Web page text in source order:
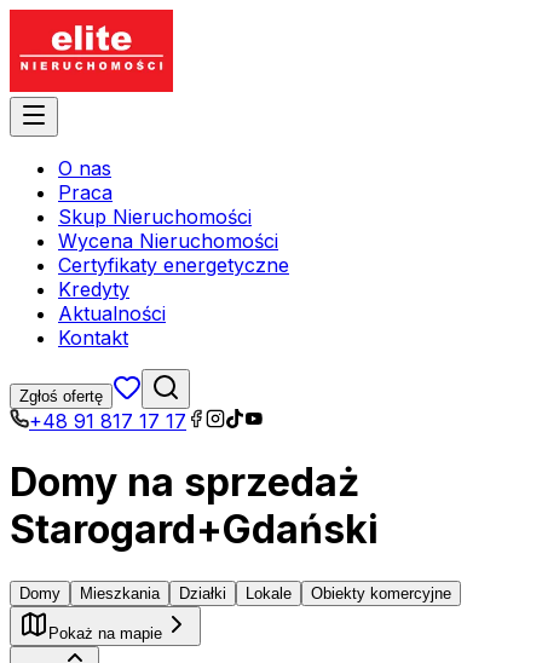
O nas
Praca
Skup Nieruchomości
Wycena Nieruchomości
Certyfikaty energetyczne
Kredyty
Aktualności
Kontakt
Zgłoś ofertę
+48 91 817 17 17
Domy na sprzedaż
Starogard+Gdański
Domy Mieszkania Działki Lokale Obiekty komercyjne
Pokaż na mapie